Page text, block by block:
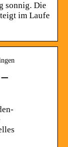
sonnig. Die
im Laufe